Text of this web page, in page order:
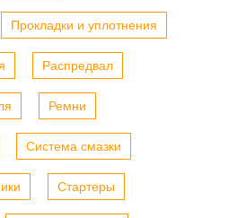
Прокладки и уплотнения
Распредвал
Ремни
Система смазки
Стартеры